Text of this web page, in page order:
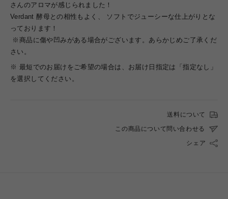
さんのアロマが感じられました！
Verdant 酵母との相性もよく、 ソフトでジューシーな仕上がりとな
っております！
※商品に傷や凹みがある場合がございます。あらかじめご了承くだ
さい。
※ 最短でのお届けをご希望の場合は、お届け日指定は「指定なし」
を選択してください。
送料について
この商品について問い合わせる
シェア